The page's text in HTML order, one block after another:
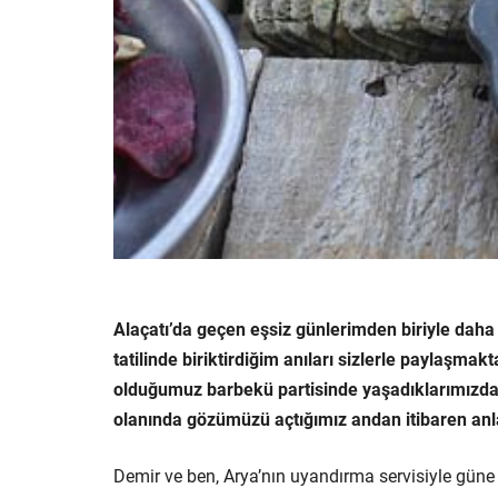
Alaçatı’da geçen eşsiz günlerimden biriyle
tatilinde biriktirdiğim anıları sizlerle
olduğumuz barbekü partisinde
olanında gözümüzü açtığımız andan itibaren
Demir ve ben, Arya’nın uyandırma servisiyle